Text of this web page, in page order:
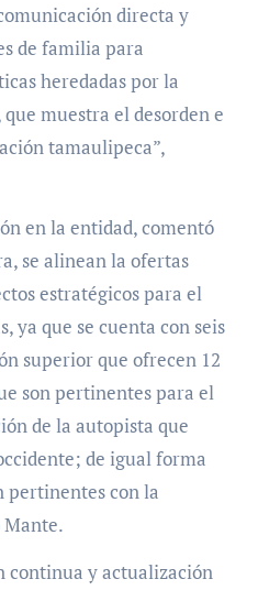
directa y
de familia para
heredadas por la
muestra el desorden e
tamaulipeca”,
en la entidad, comentó
se alinean la ofertas
estratégicos para el
ya que se cuenta con seis
superior que ofrecen 12
son pertinentes para el
de la autopista que
de igual forma
pertinentes con la
continua y actualización